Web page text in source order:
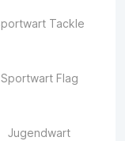
Tackle
Sportwart Flag
Jugendwart